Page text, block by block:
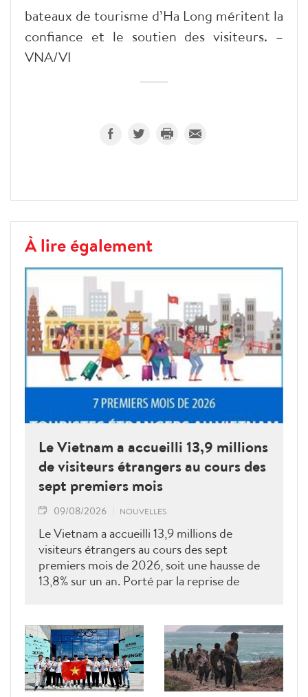
bateaux de tourisme d’Ha Long méritent la
confiance et le soutien des visiteurs. –
VNA/VI
À lire également
Le Vietnam a accueilli 13,9 millions
de visiteurs étrangers au cours des
sept premiers mois
09/08/2026 NOUVELLES
Le Vietnam a accueilli 13,9 millions de
visiteurs étrangers au cours des sept
premiers mois de 2026, soit une hausse de
13,8% sur un an. Porté par la reprise de
millions d'arrivées.